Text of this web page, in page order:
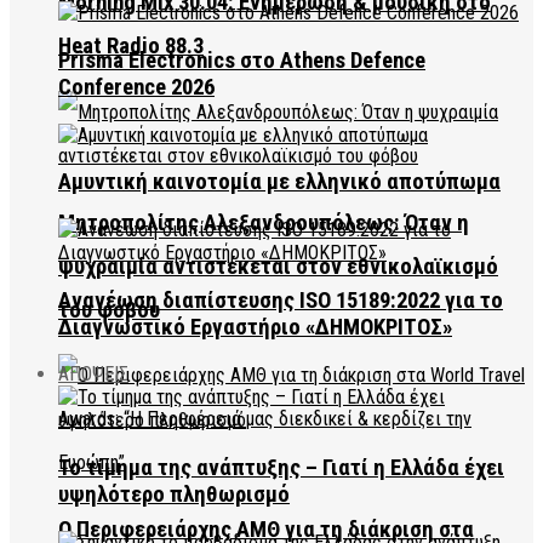
Heat Radio 88.3
Μητροπολίτης Αλεξανδρουπόλεως: Όταν η
ψυχραιμία αντιστέκεται στον εθνικολαϊκισμό
του φόβου
Ο Περιφερειάρχης ΑΜΘ για τη διάκριση στα
Prisma Electronics στο Athens Defence
Conference 2026
Αμυντική καινοτομία με ελληνικό αποτύπωμα
Ανανέωση διαπίστευσης ISO 15189:2022 για το
Διαγνωστικό Εργαστήριο «ΔΗΜΟΚΡΙΤΟΣ»
ΑΠΟΨΕΙΣ
Το τίμημα της ανάπτυξης – Γιατί η Ελλάδα έχει
υψηλότερο πληθωρισμό